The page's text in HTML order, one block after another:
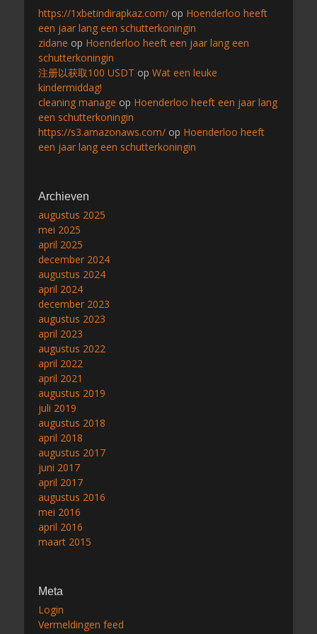
https://1xbetindirapkaz.com/ op Hoenderloo heeft
een jaar lang een schutterkoningin
zidane op Hoenderloo heeft een jaar lang een
schutterkoningin
注册以获取100 USDT op Wat een leuke
kindermiddag!
cleaning manage op Hoenderloo heeft een jaar lang
een schutterkoningin
https://s3.amazonaws.com/ op Hoenderloo heeft
een jaar lang een schutterkoningin
Archieven
augustus 2025
mei 2025
april 2025
december 2024
augustus 2024
april 2024
december 2023
augustus 2023
april 2023
augustus 2022
april 2022
april 2021
augustus 2019
juli 2019
augustus 2018
april 2018
augustus 2017
juni 2017
april 2017
augustus 2016
mei 2016
april 2016
maart 2015
Meta
Login
Vermeldingen feed